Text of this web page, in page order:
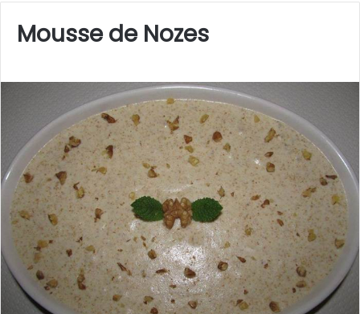
Mousse de Nozes